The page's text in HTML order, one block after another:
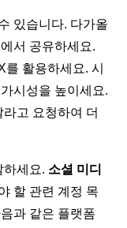
있습니다. 다가올
서 공유하세요.
활용하세요. 시
시성을 높이세요.
고 요청하여 더
하세요. 소셜 미디
할 관련 계정 목
과 같은 플랫폼